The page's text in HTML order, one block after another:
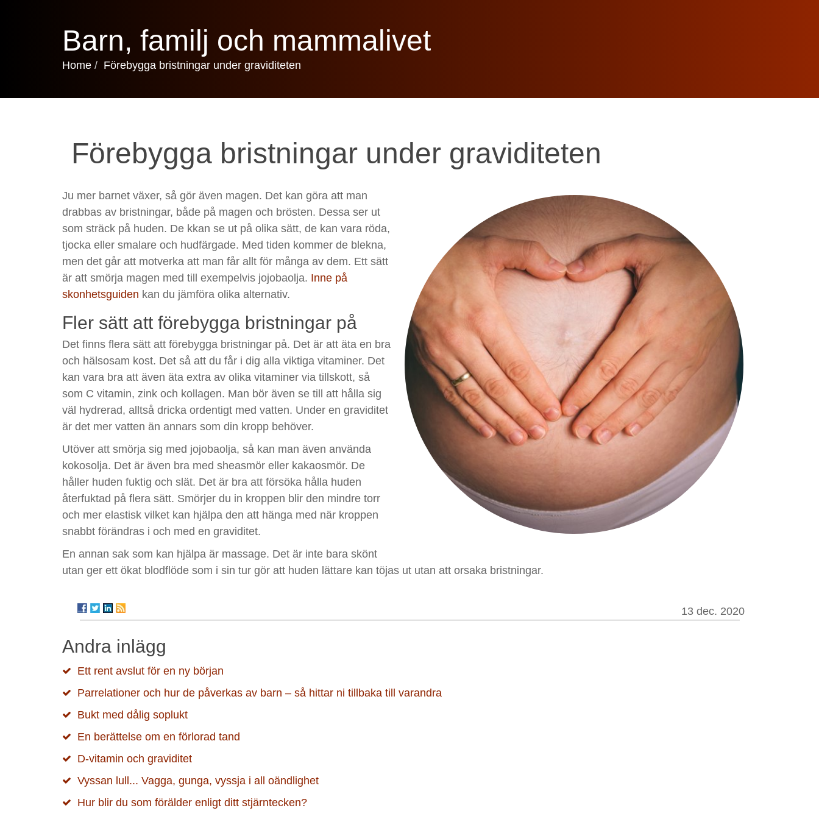
Barn, familj och mammalivet
Home Förebygga bristningar under graviditeten
Förebygga bristningar under graviditeten
Ju mer barnet växer, så gör även magen. Det kan göra att man
drabbas av bristningar, både på magen och brösten. Dessa ser ut
som sträck på huden. De kkan se ut på olika sätt, de kan vara röda,
tjocka eller smalare och hudfärgade. Med tiden kommer de blekna,
men det går att motverka att man får allt för många av dem. Ett sätt
är att smörja magen med till exempelvis jojobaolja. Inne på
skonhetsguiden kan du jämföra olika alternativ.
Fler sätt att förebygga bristningar på
Det finns flera sätt att förebygga bristningar på. Det är att äta en bra
och hälsosam kost. Det så att du får i dig alla viktiga vitaminer. Det
kan vara bra att även äta extra av olika vitaminer via tillskott, så
som C vitamin, zink och kollagen. Man bör även se till att hålla sig
väl hydrerad, alltså dricka ordentigt med vatten. Under en graviditet
är det mer vatten än annars som din kropp behöver.
Utöver att smörja sig med jojobaolja, så kan man även använda
kokosolja. Det är även bra med sheasmör eller kakaosmör. De
håller huden fuktig och slät. Det är bra att försöka hålla huden
återfuktad på flera sätt. Smörjer du in kroppen blir den mindre torr
och mer elastisk vilket kan hjälpa den att hänga med när kroppen
snabbt förändras i och med en graviditet.
En annan sak som kan hjälpa är massage. Det är inte bara skönt
utan ger ett ökat blodflöde som i sin tur gör att huden lättare kan töjas ut utan att orsaka bristningar.
13 dec. 2020
Andra inlägg
Ett rent avslut för en ny början
Parrelationer och hur de påverkas av barn – så hittar ni tillbaka till varandra
Bukt med dålig soplukt
En berättelse om en förlorad tand
D-vitamin och graviditet
Vyssan lull... Vagga, gunga, vyssja i all oändlighet
Hur blir du som förälder enligt ditt stjärntecken?